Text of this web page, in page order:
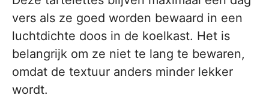
vers als ze goed worden bewaard in een
luchtdichte doos in de koelkast. Het is
belangrijk om ze niet te lang te bewaren,
omdat de textuur anders minder lekker
wordt.